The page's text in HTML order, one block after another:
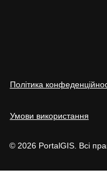
Політика
Умови використання
© 2026 PortalGIS. Всі